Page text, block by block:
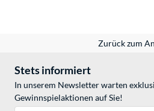
Zurück zum
Stets informiert
In unserem Newsletter warten
Gewinnspielaktionen auf Sie!